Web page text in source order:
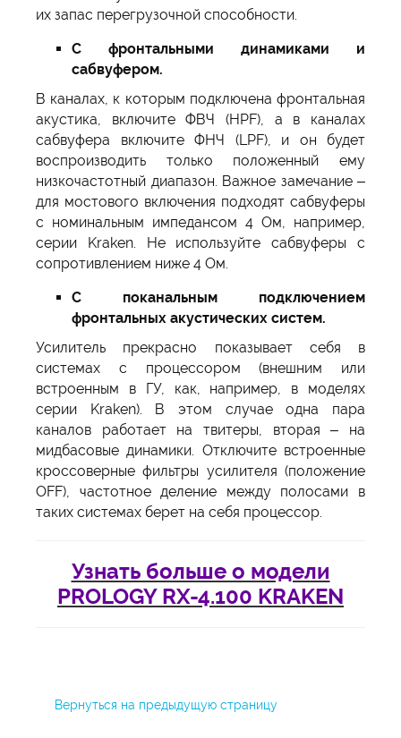
их запас перегрузочной способности.
С фронтальными динамиками и
сабвуфером.
В каналах, к которым подключена фронтальная
акустика, включите ФВЧ (HPF), а в каналах
сабвуфера включите ФНЧ (LPF), и он будет
воспроизводить только положенный ему
низкочастотный диапазон. Важное замечание –
для мостового включения подходят сабвуферы
с номинальным импедансом 4 Ом, например,
серии Kraken. Не используйте сабвуферы с
сопротивлением ниже 4 Ом.
С поканальным подключением
фронтальных акустических систем.
Усилитель прекрасно показывает себя в
системах с процессором (внешним или
встроенным в ГУ, как, например, в моделях
серии Kraken). В этом случае одна пара
каналов работает на твитеры, вторая – на
мидбасовые динамики. Отключите встроенные
кроссоверные фильтры усилителя (положение
OFF), частотное деление между полосами в
таких системах берет на себя процессор.
Узнать больше о модели
PROLOGY RX-4.100 KRAKEN
Вернуться на предыдущую страницу